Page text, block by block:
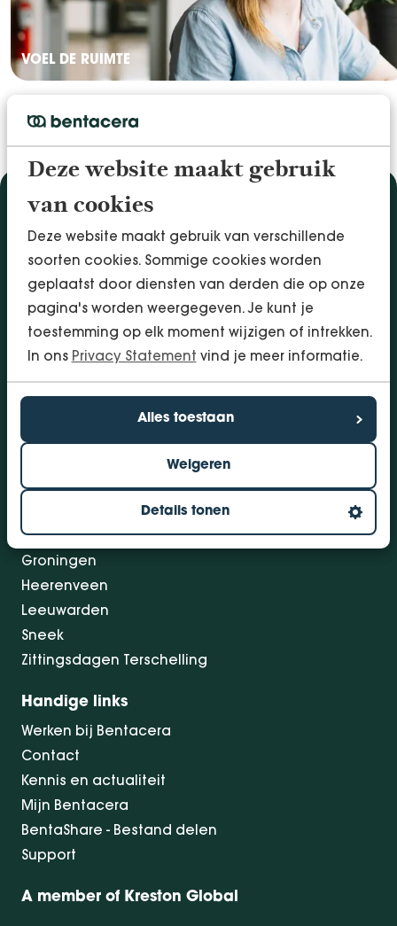
Deze website maakt gebruik
van cookies
Deze website maakt gebruik van verschillende
soorten cookies. Sommige cookies worden
geplaatst door diensten van derden die op onze
pagina's worden weergegeven. Je kunt je
toestemming op elk moment wijzigen of intrekken.
In ons Privacy Statement vind je meer informatie.
Alles toestaan
Weigeren
Details tonen
VOEL DE RUIMTE
Diensten
Accountancy & Administratie
Audit & Assurance
Arbo & Verzuim
Bedrijfsadvies
Belastingadvies
Financieringen
Bolsward
Drachten
Groningen
Heerenveen
Leeuwarden
Sneek
Zittingsdagen Terschelling
Handige links
Werken bij Bentacera
Contact
Kennis en actualiteit
Mijn Bentacera
BentaShare - Bestand delen
Support
A member of Kreston Global